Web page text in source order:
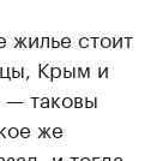
жилье стоит
Крым и
— таковы
же